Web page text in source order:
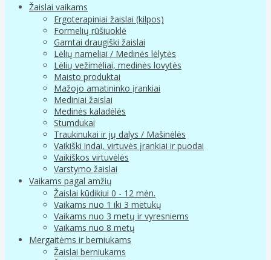
Žaislai vaikams
Ergoterapiniai žaislai (kilpos)
Formelių rūšiuoklė
Gamtai draugiški žaislai
Lėlių nameliai / Medinės lėlytės
Lėlių vežimėliai, medinės lovytės
Maisto produktai
Mažojo amatininko įrankiai
Mediniai žaislai
Medinės kaladėlės
Stumdukai
Traukinukai ir jų dalys / Mašinėlės
Vaikiški indai, virtuvės įrankiai ir puodai
Vaikiškos virtuvėlės
Varstymo žaislai
Vaikams pagal amžių
Žaislai kūdikiui 0 - 12 mėn.
Vaikams nuo 1 iki 3 metukų
Vaikams nuo 3 metų ir vyresniems
Vaikams nuo 8 metų
Mergaitėms ir berniukams
Žaislai berniukams